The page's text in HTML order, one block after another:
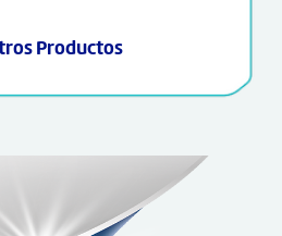
Productos